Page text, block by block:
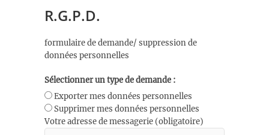
R.G.P.D.
formulaire de demande/ suppression de
données personnelles
Sélectionner un type de demande :
Exporter mes données personnelles
Supprimer mes données personnelles
Votre adresse de messagerie (obligatoire)